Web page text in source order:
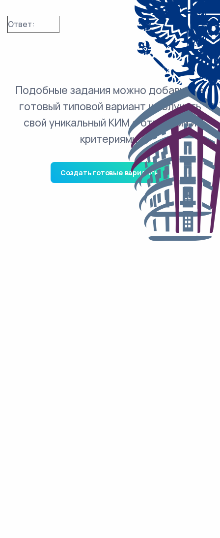
Ответ:
Подобные задания можно добавить в
готовый типовой вариант и получить
свой уникальный КИМ с ответами и
критериями.
Создать готовые варианты